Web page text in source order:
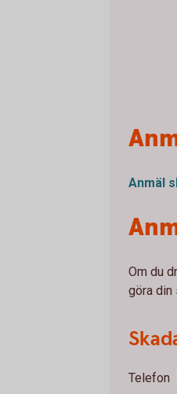
Anmäl
Om du
göra din
Telefon